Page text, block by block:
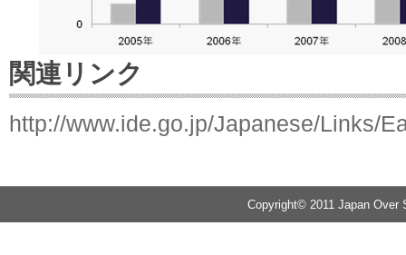
関連リンク
http://www.ide.go.jp/Japanese/Links/
Copyright© 2011 Japan Over